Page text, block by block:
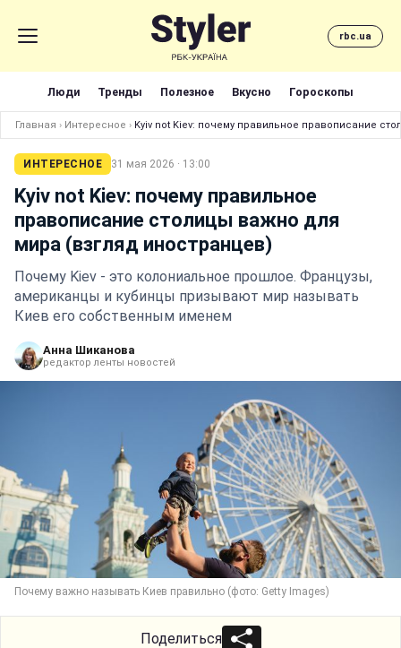
rbc.ua
Люди Тренды Полезное Вкусно Гороскопы
Главная › Интересное › Kyiv not Kiev: почему правильное правописание
ИНТЕРЕСНОЕ 31 мая 2026 · 13:00
Kyiv not Kiev: почему правильное
правописание столицы важно для
мира (взгляд иностранцев)
Почему Kiev - это колониальное прошлое. Французы,
американцы и кубинцы призывают мир называть
Киев его собственным именем
Анна Шиканова
редактор ленты новостей
Почему важно называть Киев правильно (фото: Getty Images)
Поделиться